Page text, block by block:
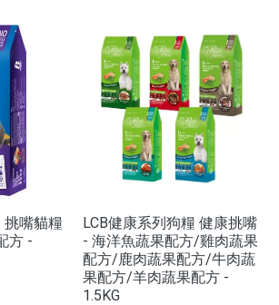
挑嘴貓糧
方 -
LCB健康系列狗糧 健康挑嘴
- 海洋魚蔬果配方/雞肉蔬果
配方/鹿肉蔬果配方/牛肉蔬
果配方/羊肉蔬果配方 -
1.5KG